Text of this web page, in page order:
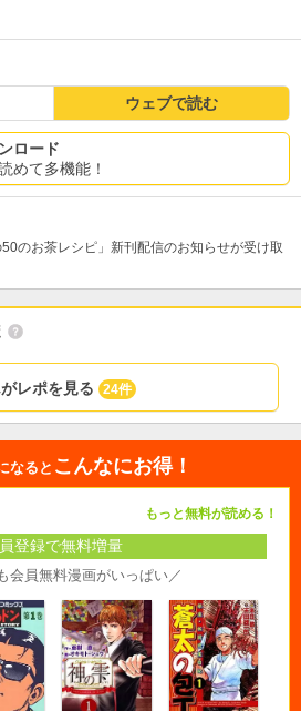
ウェブで読む
ロード
めて多機能！
のお茶レシピ」新刊配信のお知らせが受け取
レポを見る 24件
なると こんなにお得！
もっと無料が読める！
登録で無料増量
会員無料漫画がいっぱい／